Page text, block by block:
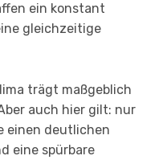
ein konstant
gleichzeitige
trägt maßgeblich
auch hier gilt: nur
einen deutlichen
eine spürbare